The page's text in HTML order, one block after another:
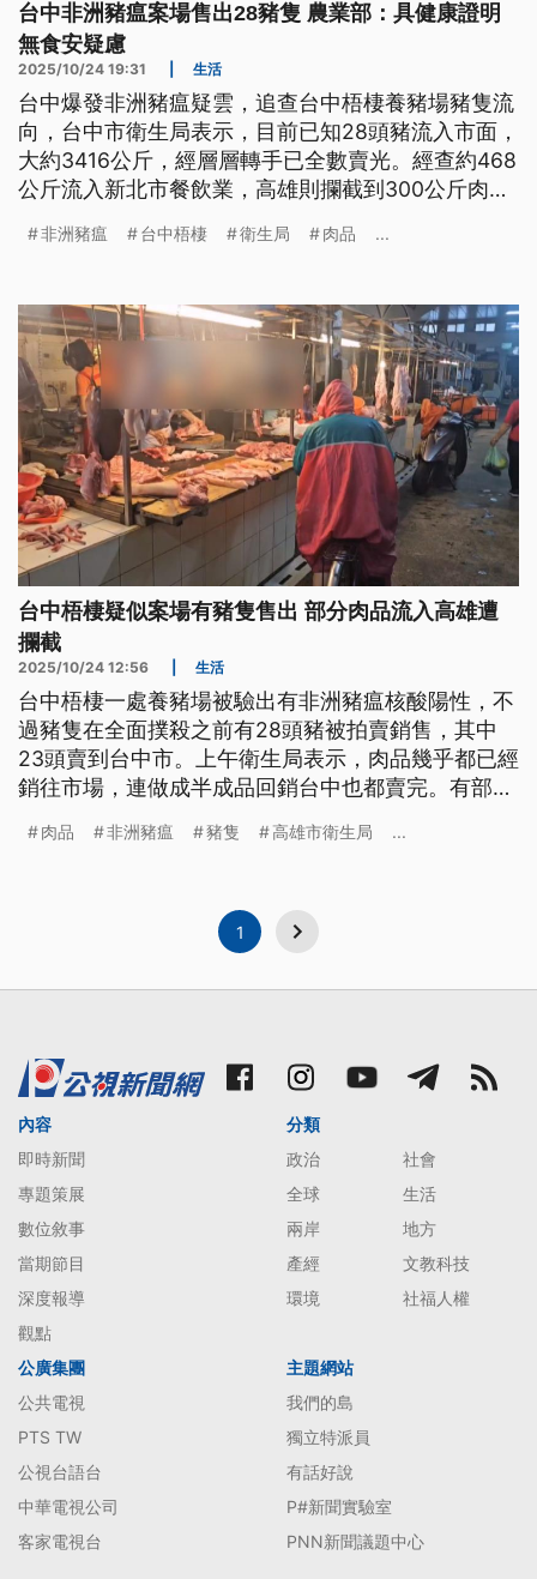
台中非洲豬瘟案場售出28豬隻 農業部：具健康證明
無食安疑慮
2025/10/24 19:31 生活
台中爆發非洲豬瘟疑雲，追查台中梧棲養豬場豬隻流
向，台中市衛生局表示，目前已知28頭豬流入市面，
大約3416公斤，經層層轉手已全數賣光。經查約468
公斤流入新北市餐飲業，高雄則攔截到300公斤肉
豬背皮，已退貨並銷毀。農業部強調28頭豬都有健康
人畜共通，但對養豬產業造成嚴重衝擊，將持續監控
疫情發展並依法處置。
非洲豬瘟 台中梧棲 衛生局 肉品 ...
台中梧棲疑似案場有豬隻售出 部分肉品流入高雄遭
攔截
2025/10/24 12:56 生活
台中梧棲一處養豬場被驗出有非洲豬瘟核酸陽性，不
過豬隻在全面撲殺之前有28頭豬被拍賣銷售，其中
23頭賣到台中市。上午衛生局表示，肉品幾乎都已經
銷往市場，連做成半成品回銷台中也都賣完。有部分
沒有流入市場。至於禁宰禁運與禁餵廚餘政策是5天
肉品 非洲豬瘟 豬隻 高雄市衛生局 ...
1
內容
即時新聞
專題策展
數位敘事
當期節目
深度報導
觀點
分類
政治
社會
全球
生活
兩岸
地方
產經
文教科技
環境
社福人權
公廣集團
公共電視
PTS TW
公視台語台
中華電視公司
客家電視台
主題網站
我們的島
獨立特派員
有話好說
P#新聞實驗室
PNN新聞議題中心